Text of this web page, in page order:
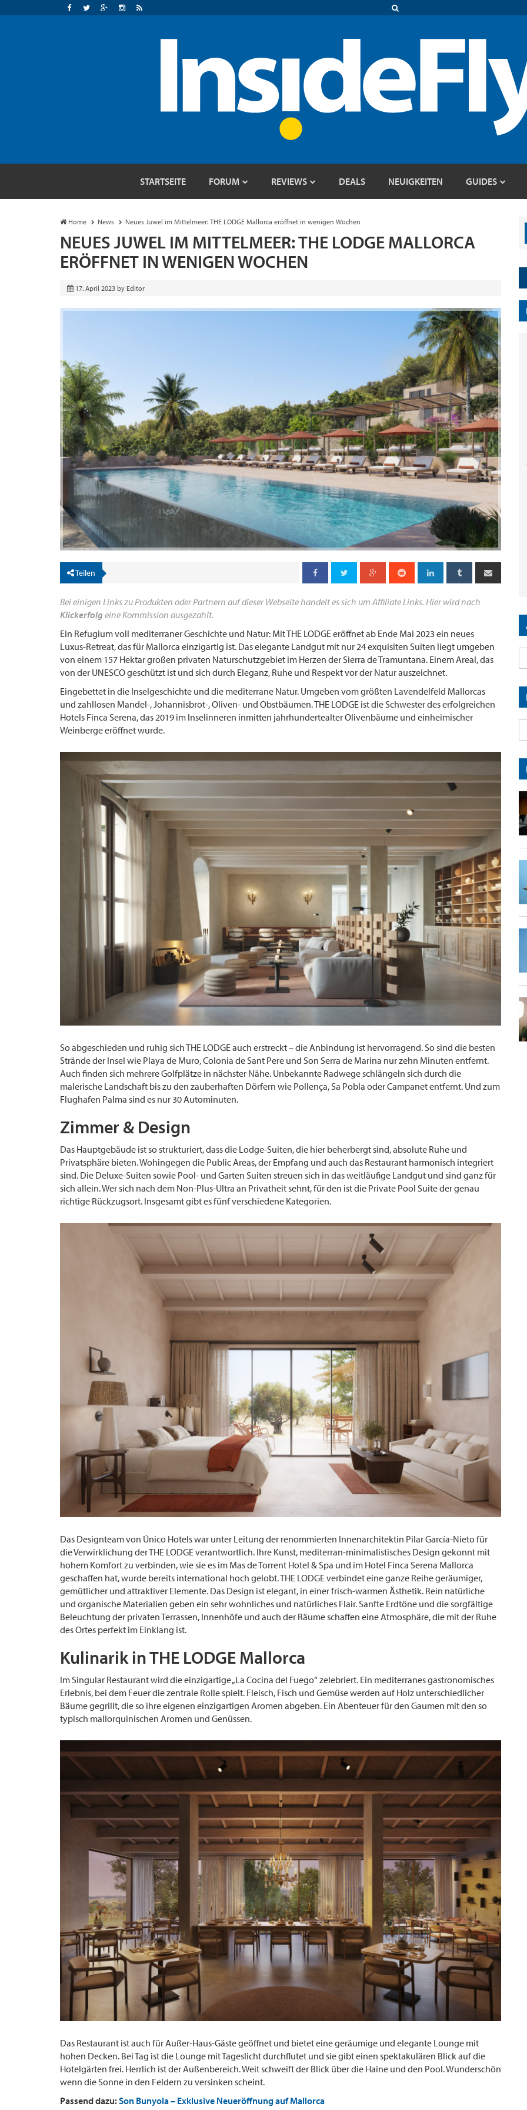
STARTSEITE FORUM REVIEWS DEALS NEUIGKEITEN GUIDES
Home News Neues Juwel im Mittelmeer: THE LODGE Mallorca eröffnet in wenigen Wochen
NEUES JUWEL IM MITTELMEER: THE LODGE MALLORCA
ERÖFFNET IN WENIGEN WOCHEN
17. April 2023 by Editor
Teilen
Bei einigen Links zu Produkten oder Partnern auf dieser Webseite handelt es sich um Affiliate Links. Hier wird nach
Klickerfolg eine Kommission ausgezahlt.
Ein Refugium voll mediterraner Geschichte und Natur: Mit THE LODGE eröffnet ab Ende Mai 2023 ein neues
Luxus-Retreat, das für Mallorca einzigartig ist. Das elegante Landgut mit nur 24 exquisiten Suiten liegt umgeben
von einem 157 Hektar großen privaten Naturschutzgebiet im Herzen der Sierra de Tramuntana. Einem Areal, das
von der UNESCO geschützt ist und sich durch Eleganz, Ruhe und Respekt vor der Natur auszeichnet.
Eingebettet in die Inselgeschichte und die mediterrane Natur. Umgeben vom größten Lavendelfeld Mallorcas
und zahllosen Mandel-, Johannisbrot-, Oliven- und Obstbäumen. THE LODGE ist die Schwester des erfolgreichen
Hotels Finca Serena, das 2019 im Inselinneren inmitten jahrhundertealter Olivenbäume und einheimischer
Weinberge eröffnet wurde.
So abgeschieden und ruhig sich THE LODGE auch erstreckt – die Anbindung ist hervorragend. So sind die besten
Strände der Insel wie Playa de Muro, Colonia de Sant Pere und Son Serra de Marina nur zehn Minuten entfernt.
Auch finden sich mehrere Golfplätze in nächster Nähe. Unbekannte Radwege schlängeln sich durch die
malerische Landschaft bis zu den zauberhaften Dörfern wie Pollença, Sa Pobla oder Campanet entfernt. Und zum
Flughafen Palma sind es nur 30 Autominuten.
Zimmer & Design
Das Hauptgebäude ist so strukturiert, dass die Lodge-Suiten, die hier beherbergt sind, absolute Ruhe und
Privatsphäre bieten. Wohingegen die Public Areas, der Empfang und auch das Restaurant harmonisch integriert
sind. Die Deluxe-Suiten sowie Pool- und Garten Suiten streuen sich in das weitläufige Landgut und sind ganz für
sich allein. Wer sich nach dem Non-Plus-Ultra an Privatheit sehnt, für den ist die Private Pool Suite der genau
richtige Rückzugsort. Insgesamt gibt es fünf verschiedene Kategorien.
Das Designteam von Único Hotels war unter Leitung der renommierten Innenarchitektin Pilar García-Nieto für
die Verwirklichung der THE LODGE verantwortlich. Ihre Kunst, mediterran-minimalistisches Design gekonnt mit
hohem Komfort zu verbinden, wie sie es im Mas de Torrent Hotel & Spa und im Hotel Finca Serena Mallorca
geschaffen hat, wurde bereits international hoch gelobt. THE LODGE verbindet eine ganze Reihe geräumiger,
gemütlicher und attraktiver Elemente. Das Design ist elegant, in einer frisch-warmen Ästhetik. Rein natürliche
und organische Materialien geben ein sehr wohnliches und natürliches Flair. Sanfte Erdtöne und die sorgfältige
Beleuchtung der privaten Terrassen, Innenhöfe und auch der Räume schaffen eine Atmosphäre, die mit der Ruhe
des Ortes perfekt im Einklang ist.
Kulinarik in THE LODGE Mallorca
Im Singular Restaurant wird die einzigartige „La Cocina del Fuego“ zelebriert. Ein mediterranes gastronomisches
Erlebnis, bei dem Feuer die zentrale Rolle spielt. Fleisch, Fisch und Gemüse werden auf Holz unterschiedlicher
Bäume gegrillt, die so ihre eigenen einzigartigen Aromen abgeben. Ein Abenteuer für den Gaumen mit den so
typisch mallorquinischen Aromen und Genüssen.
Das Restaurant ist auch für Außer-Haus-Gäste geöffnet und bietet eine geräumige und elegante Lounge mit
hohen Decken. Bei Tag ist die Lounge mit Tageslicht durchflutet und sie gibt einen spektakulären Blick auf die
Hotelgärten frei. Herrlich ist der Außenbereich. Weit schweift der Blick über die Haine und den Pool. Wunderschön
wenn die Sonne in den Feldern zu versinken scheint.
Passend dazu:Son Bunyola – Exklusive Neueröffnung auf Mallorca